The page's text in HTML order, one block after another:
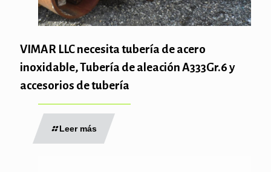
VIMAR LLC necesita tubería de acero
inoxidable, Tubería de aleación A333Gr.6 y
accesorios de tubería
Leer más